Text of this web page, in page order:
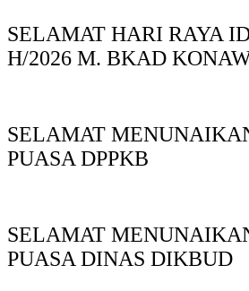
SELAMAT HARI RAYA
H/2026 M. BKAD
SELAMAT
PUASA DPPKB
SELAMAT
PUASA DINAS DIKBUD